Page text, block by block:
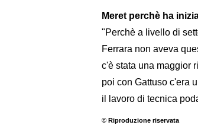
Meret perchè ha
"Perchè a livello di
Ferrara non aveva
c'è stata una maggior
poi con Gattuso c'era
il lavoro di tecnica
© Riproduzione riservata